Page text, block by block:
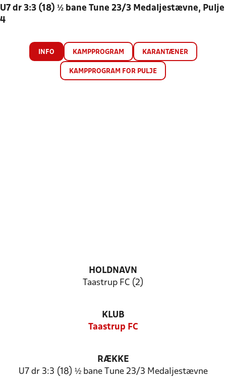
U7 dr 3:3 (18) ½ bane Tune 23/3 Medaljestævne, Pulje
4
INFO KAMPPROGRAM KARANTÆNER
KAMPPROGRAM FOR PULJE
HOLDNAVN
Taastrup FC (2)
KLUB
Taastrup FC
RÆKKE
U7 dr 3:3 (18) ½ bane Tune 23/3 Medaljestævne